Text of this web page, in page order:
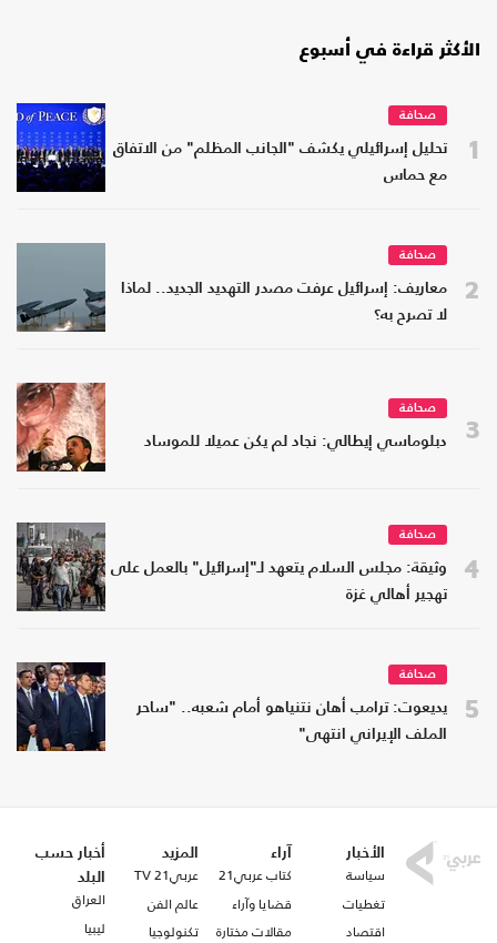
الأكثر قراءة في أسبوع
1
صحافة
تحليل إسرائيلي يكشف "الجانب المظلم" من الاتفاق
مع حماس
2
صحافة
معاريف: إسرائيل عرفت مصدر التهديد الجديد.. لماذا
لا تصرح به؟
3
صحافة
دبلوماسي إيطالي: نجاد لم يكن عميلا للموساد
4
صحافة
وثيقة: مجلس السلام يتعهد لـ"إسرائيل" بالعمل على
تهجير أهالي غزة
5
صحافة
يديعوت: ترامب أهان نتنياهو أمام شعبه.. "ساحر
الملف الإيراني انتهى"
الأخبار
سياسة
تغطيات
اقتصاد
آراء
كتاب عربي21
قضايا وآراء
مقالات مختارة
المزيد
عربي21 TV
عالم الفن
تكنولوجيا
أخبار حسب
البلد
العراق
ليبيا